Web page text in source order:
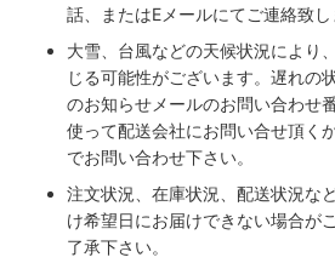
話、またはEメールにてご連絡致し
大雪、台風などの天候状況により
じる可能性がございます。遅れの
のお知らせメールのお問い合わせ
使って配送会社にお問い合せ頂く
でお問い合わせ下さい。
注文状況、在庫状況、配送状況な
け希望日にお届けできない場合が
了承下さい。